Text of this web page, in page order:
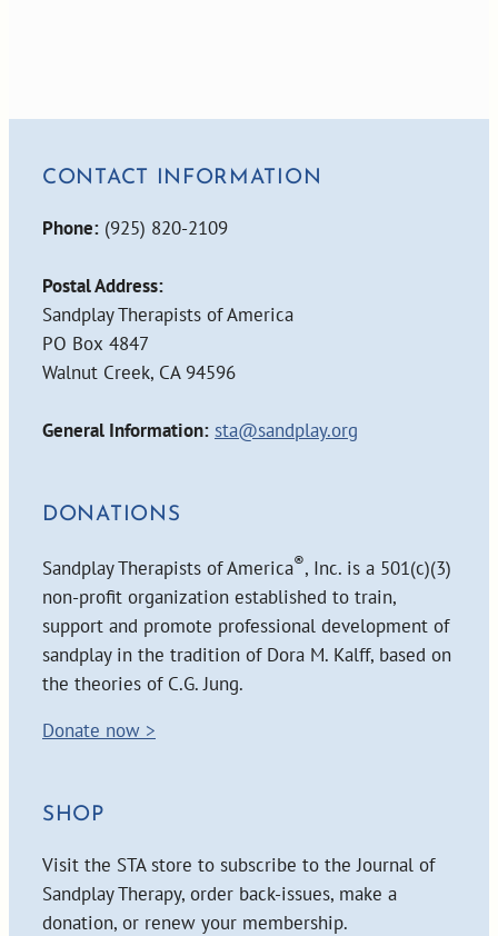
CONTACT INFORMATION
Phone: (925) 820-2109
Postal Address:
Sandplay Therapists of America
PO Box 4847
Walnut Creek, CA 94596
General Information: sta@sandplay.org
DONATIONS
Sandplay Therapists of America®, Inc. is a 501(c)(3)
non-profit organization established to train,
support and promote professional development of
sandplay in the tradition of Dora M. Kalff, based on
the theories of C.G. Jung.
Donate now >
SHOP
Visit the STA store to subscribe to the Journal of
Sandplay Therapy, order back-issues, make a
donation, or renew your membership.